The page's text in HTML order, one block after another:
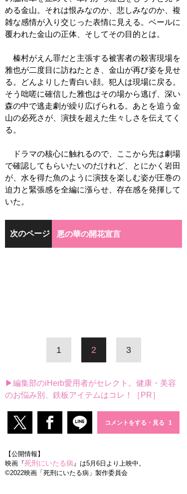
める金山。それは恨みなのか、悲しみなのか、複
雑な感情が入り交じった表情に見える。ベールに
覆われた金山の正体、そしてその目的とは。
榛村がえん罪だと主張する被害者の殺害現場を
雅也が二度目に訪ねたとき、金山が再び姿を見せ
る。どんよりした青白い顔。犯人は現場に戻る。
そう咄嗟に確信した雅也はその場から逃げ、深い
森の中で逃走劇が繰り広げられる。あとを追う金
山の必死さが、演技を超えた生々しさを伝えてく
る。
ドラマの核心に触れるので、ここから先は劇場
で確認してもらいたいのだけれど、とにかく岩田
が、水を得た魚のように演技を楽しむ姿が圧巻の
迫力と緊張感を全編に漲らせ、存在感を発揮して
いた。
次のページ 悪の華の開花宣言
1 2 3
▶編集部のiHerb愛用者がセレクト。健康・美容
のお悩み別、鉄板アイテムはコレ！［PR］
コメントをする・見る
【公開情報】
映画『死刑にいたる病 』は5月6日より上映中。
©2022映画「死刑にいたる病」製作委員会